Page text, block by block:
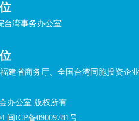
台湾事务办公室
建省商务厅、全国台湾同胞投资企
办公室 版权所有
闽ICP备09009781号